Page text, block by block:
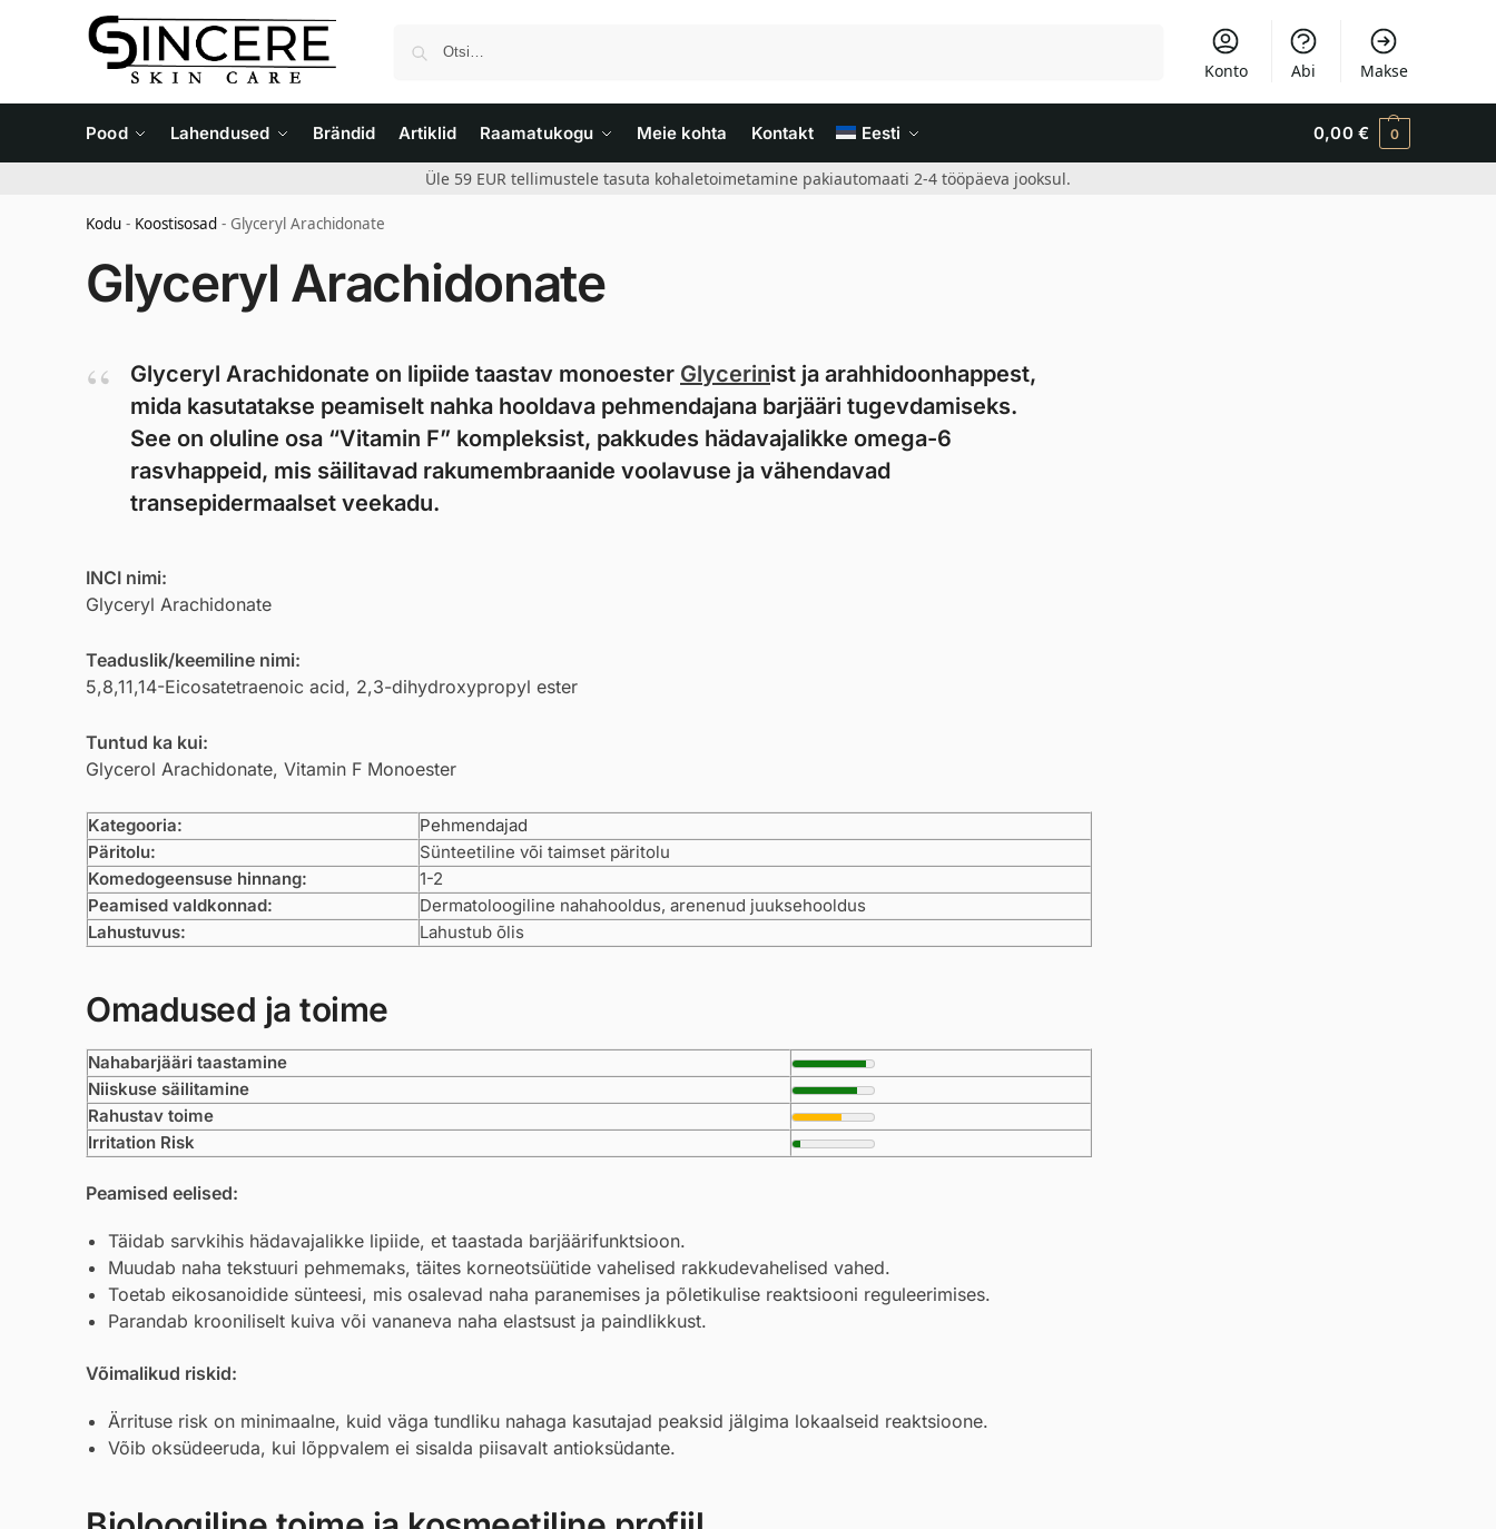
Konto Abi Makse
Pood Lahendused Brändid Artiklid Raamatukogu Meie kohta Kontakt Eesti 0,00 € 0
Üle 59 EUR tellimustele tasuta kohaletoimetamine pakiautomaati 2-4 tööpäeva jooksul.
Kodu - Koostisosad - Glyceryl Arachidonate
Glyceryl Arachidonate
Glyceryl Arachidonate on lipiide taastav monoester Glycerinist ja arahhidoonhappest,
mida kasutatakse peamiselt nahka hooldava pehmendajana barjääri tugevdamiseks.
See on oluline osa “Vitamin F” kompleksist, pakkudes hädavajalikke omega-6
rasvhappeid, mis säilitavad rakumembraanide voolavuse ja vähendavad
transepidermaalset veekadu.
INCI nimi:
Glyceryl Arachidonate
Teaduslik/keemiline nimi:
5,8,11,14-Eicosatetraenoic acid, 2,3-dihydroxypropyl ester
Tuntud ka kui:
Glycerol Arachidonate, Vitamin F Monoester
Kategooria:
Pehmendajad
Päritolu:
Sünteetiline või taimset päritolu
Komedogeensuse hinnang:
1-2
Peamised valdkonnad:
Dermatoloogiline nahahooldus, arenenud juuksehooldus
Lahustuvus:
Lahustub õlis
Omadused ja toime
Nahabarjääri taastamine
Niiskuse säilitamine
Rahustav toime
Irritation Risk
Peamised eelised:
Täidab sarvkihis hädavajalikke lipiide, et taastada barjäärifunktsioon.
Muudab naha tekstuuri pehmemaks, täites korneotsüütide vahelised rakkudevahelised vahed.
Toetab eikosanoidide sünteesi, mis osalevad naha paranemises ja põletikulise reaktsiooni reguleerimises.
Parandab krooniliselt kuiva või vananeva naha elastsust ja paindlikkust.
Võimalikud riskid:
Ärrituse risk on minimaalne, kuid väga tundliku nahaga kasutajad peaksid jälgima lokaalseid reaktsioone.
Võib oksüdeeruda, kui lõppvalem ei sisalda piisavalt antioksüdante.